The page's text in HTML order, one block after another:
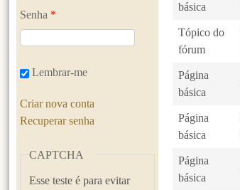
básica
Tópico do
fórum
Página
básica
Página
básica
Página
básica
Senha *
Lembrar-me
Criar nova conta
Recuperar senha
CAPTCHA
Esse teste é para evitar